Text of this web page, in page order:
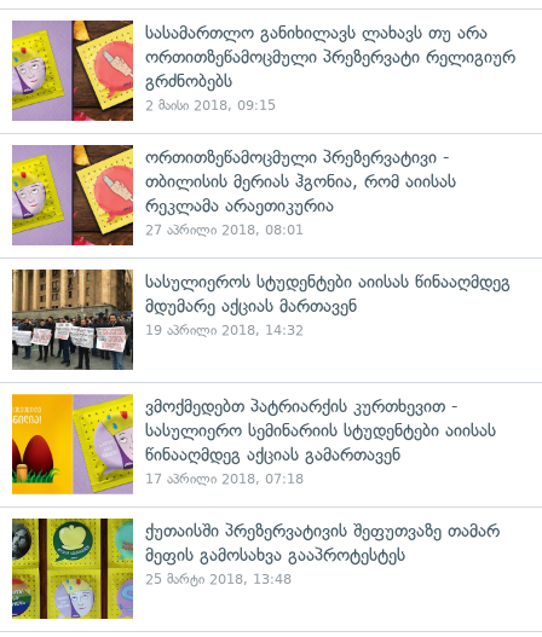
სასამართლო განიხილავს ლახავს თუ არა
ორთითზეწამოცმული პრეზერვატი რელიგიურ
გრძნობებს
2 მაისი 2018, 09:15
ორთითზეწამოცმული პრეზერვატივი -
თბილისის მერიას ჰგონია, რომ აიისას
რეკლამა არაეთიკურია
27 აპრილი 2018, 08:01
სასულიეროს სტუდენტები აიისას წინააღმდეგ
მდუმარე აქციას მართავენ
19 აპრილი 2018, 14:32
ვმოქმედებთ პატრიარქის კურთხევით -
სასულიერო სემინარიის სტუდენტები აიისას
წინააღმდეგ აქციას გამართავენ
17 აპრილი 2018, 07:18
ქუთაისში პრეზერვატივის შეფუთვაზე თამარ
მეფის გამოსახვა გააპროტესტეს
25 მარტი 2018, 13:48